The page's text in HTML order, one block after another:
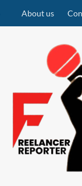
About us